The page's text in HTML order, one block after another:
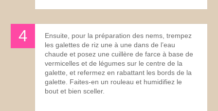
Ensuite, pour la préparation des nems, trempez
les galettes de riz une à une dans de l’eau
chaude et posez une cuillère de farce à base de
vermicelles et de légumes sur le centre de la
galette, et refermez en rabattant les bords de la
galette. Faites-en un rouleau et humidifiez le
bout et bien sceller.